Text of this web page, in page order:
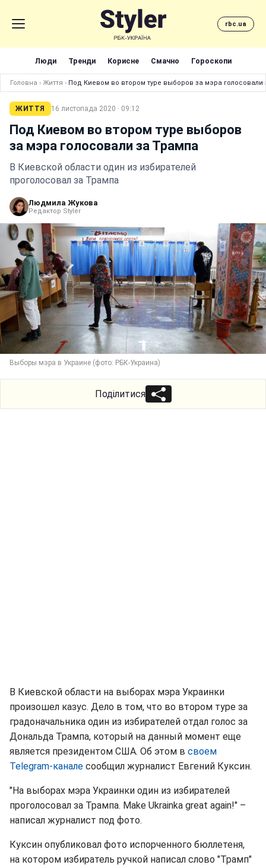
rbc.ua
Люди Тренди Корисне Смачно Гороскопи
Головна › Життя › Под Киевом во втором туре выборов за мэра голосовали
ЖИТТЯ 16 листопада 2020 · 09:12
Под Киевом во втором туре выборов
за мэра голосовали за Трампа
В Киевской области один из избирателей
проголосовал за Трампа
Людмила Жукова
Редактор Styler
Выборы мэра в Украине (фото: РБК-Украина)
Поділитися
В Киевской области на выборах мэра Украинки
произошел казус. Дело в том, что во втором туре за
градоначальника один из избирателей отдал голос за
Дональда Трампа, который на данный момент еще
является президентом США. Об этом в своем
Telegram-канале сообщил журналист Евгений Куксин.
"На выборах мэра Украинки один из избирателей
проголосовал за Трампа. Make Ukrainka great again!" –
написал журналист под фото.
Куксин опубликовал фото испорченного бюллетеня,
на котором избиратель ручкой написал слово "Трамп"